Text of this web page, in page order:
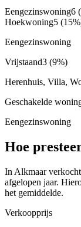
Eengezinswoning6
Hoekwoning5
Eengezinswoning
Vrijstaand3 (9%)
Herenhuis, Villa,
Geschakelde
Eengezinswoning
Hoe
In Alkmaar
afgelopen jaar.
het gemiddelde.
Verkoopprijs